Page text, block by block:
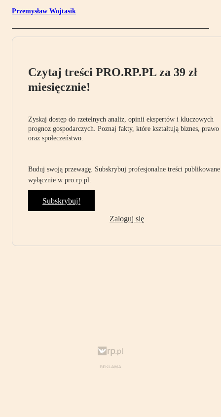
Przemysław Wojtasik
Czytaj treści PRO.RP.PL za 39 zł
miesięcznie!
Zyskaj dostęp do rzetelnych analiz, opinii ekspertów i kluczowych
prognoz gospodarczych. Poznaj fakty, które kształtują biznes, prawo
oraz społeczeństwo.
Buduj swoją przewagę. Subskrybuj profesjonalne treści publikowane
wyłącznie w pro.rp.pl.
Subskrybuj!
Zaloguj się